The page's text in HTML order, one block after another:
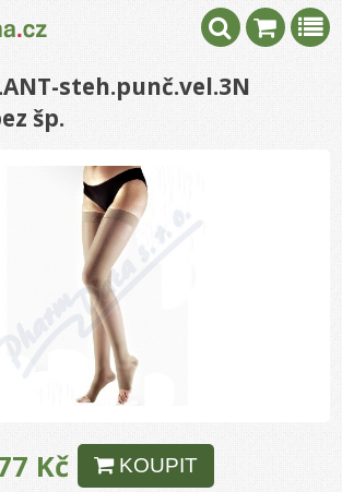
steh.punč.vel.3N
šp.
Kč KOUPIT